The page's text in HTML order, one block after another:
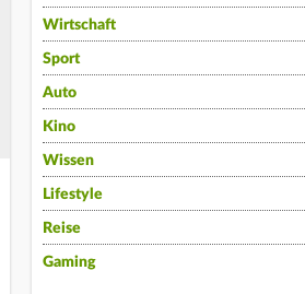
Wirtschaft
Sport
Auto
Kino
Wissen
Lifestyle
Reise
Gaming